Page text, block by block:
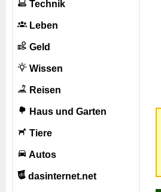
Technik
Leben
Geld
Wissen
Reisen
Haus und Garten
Tiere
Autos
dasinternet.net